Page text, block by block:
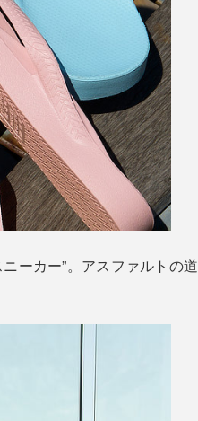
ーカー”。アスファルトの道